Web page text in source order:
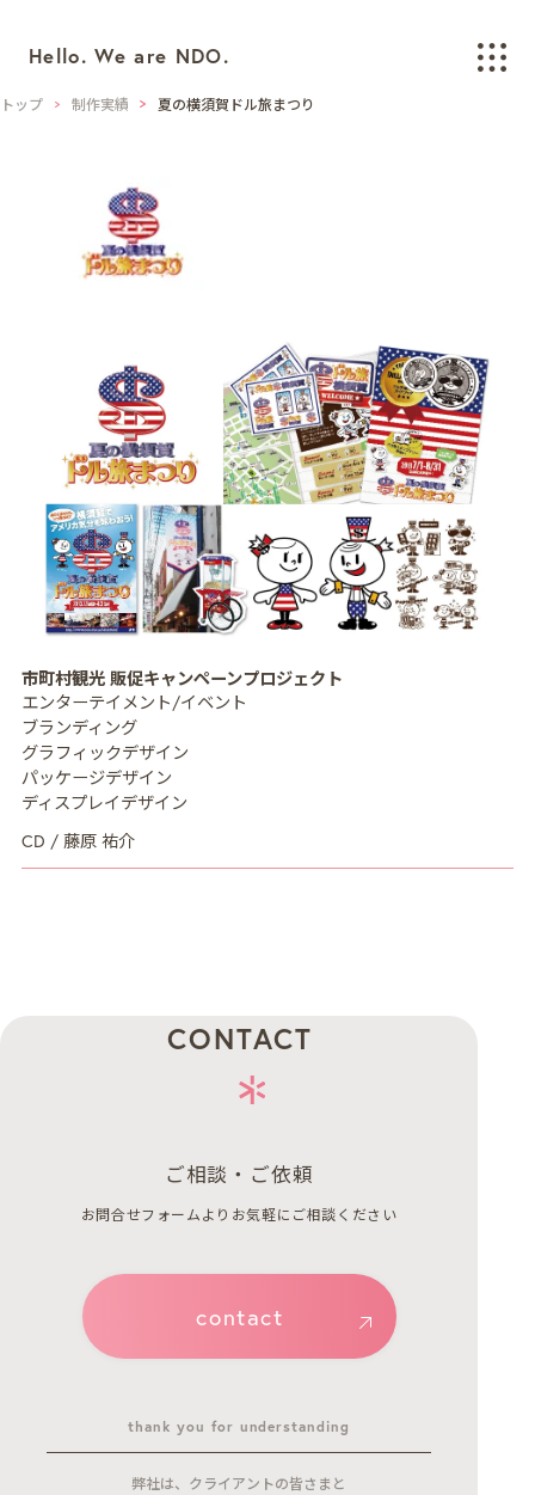
Hello. We are NDO.
WORKS制作実績
BRANDINGブランディング
GRAPHIC グラフィックデザイン
PACKAGING パッケージデザイン
WEBウェブデザイン
SPACE/INTERIOR
MISSIONミッション
CREATIVE MENUクリエイティブ領域
COMPANY
CREATORS クリエイター紹介
RECRUIT採用情報
PRIVACY POLICYプライバシーポリシー
トップ 制作実績 夏の横須賀ドル旅まつり
市町村観光 販促キャンペーンプロジェクト
エンターテイメント/イベント
ブランディング
グラフィックデザイン
パッケージデザイン
ディスプレイデザイン
CD / 藤原 祐介
CONTACT
ご相談・ご依頼
お問合せフォームよりお気軽にご相談ください
contact
thank you for understanding
弊社は、クライアントの皆さまと